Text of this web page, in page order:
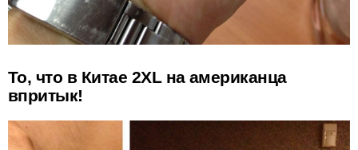
То, что в Китае 2XL на американца
впритык!